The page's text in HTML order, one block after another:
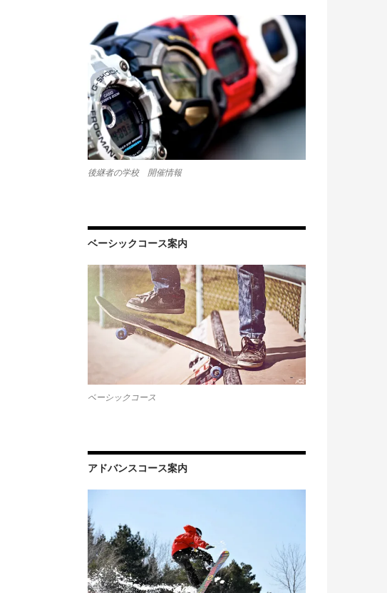
後継者の学校 開催情報
ベーシックコース案内
ベーシックコース
アドバンスコース案内